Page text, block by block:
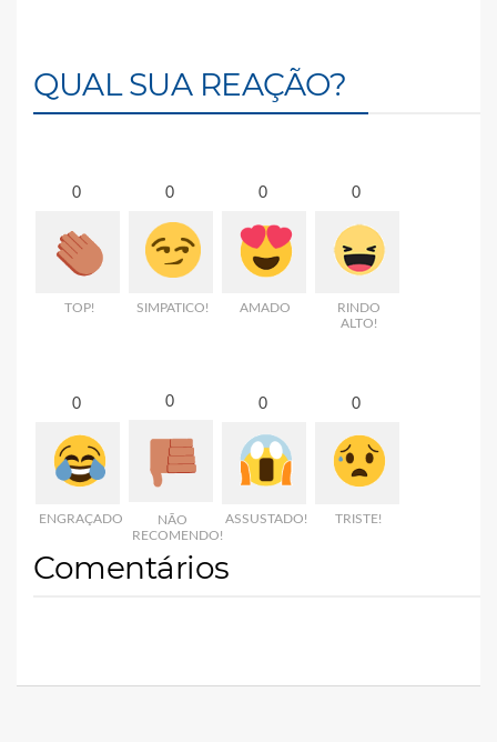
QUAL SUA REAÇÃO?
0
TOP!
0
SIMPATICO!
0
AMADO
0
RINDO
ALTO!
0
ENGRAÇADO
0
NÃO
RECOMENDO!
0
ASSUSTADO!
0
TRISTE!
Comentários